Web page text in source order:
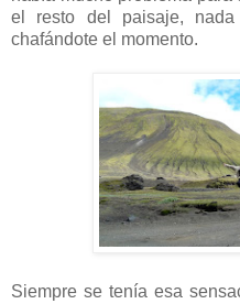
el resto del paisaje,
chafándote el momento.
Siempre se tenía esa